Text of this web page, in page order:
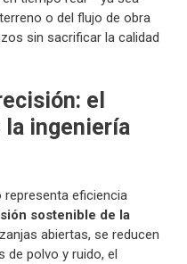
o del flujo de obra
sin sacrificar la calidad
el
la ingeniería
representa eficiencia
sostenible de la
abiertas, se reducen
de polvo y ruido, el